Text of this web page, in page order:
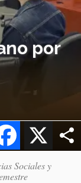
por
X
Facebook
Sociales y